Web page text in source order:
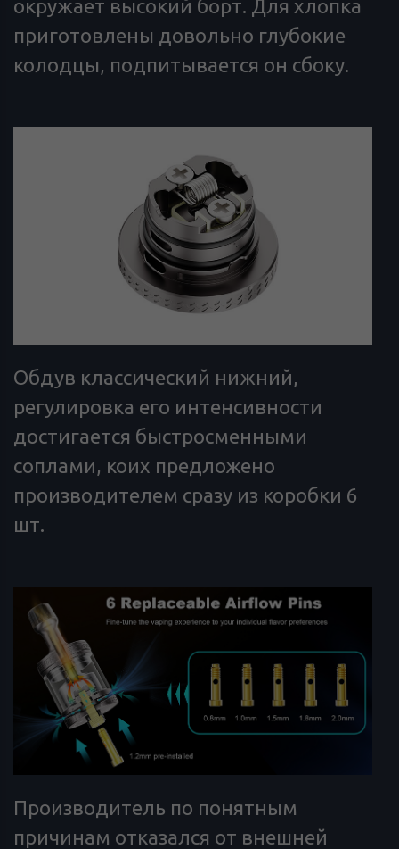
окружает высокий борт. Для хлопка
приготовлены довольно глубокие
колодцы, подпитывается он сбоку.
Обдув классический нижний,
регулировка его интенсивности
достигается быстросменными
соплами, коих предложено
производителем сразу из коробки 6
шт.
Производитель по понятным
причинам отказался от внешней